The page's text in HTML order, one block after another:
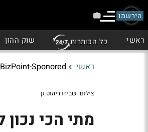
הירשמו
ראשי כל הכותרות שוק ההון
ראשי BizPoint-Sponored
צילום: שבירו ריהוט גן
מתי הכי